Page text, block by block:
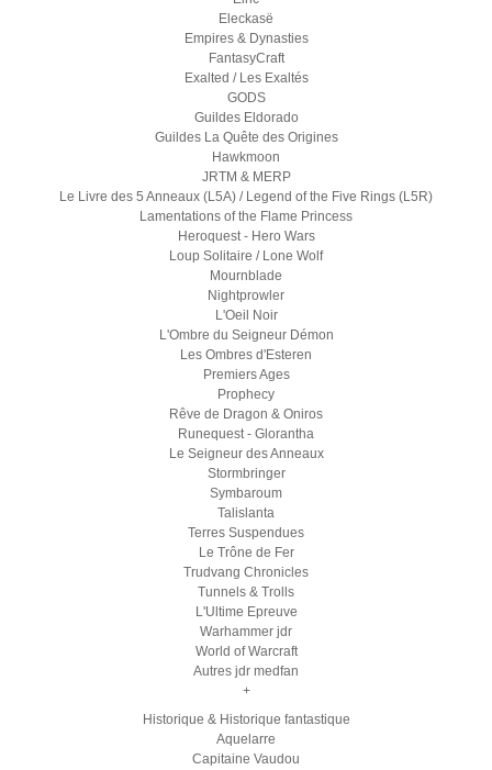
Eleckasë
Empires & Dynasties
FantasyCraft
Exalted / Les Exaltés
GODS
Guildes Eldorado
Guildes La Quête des Origines
Hawkmoon
JRTM & MERP
Le Livre des 5 Anneaux (L5A) / Legend of the Five Rings (L5R)
Lamentations of the Flame Princess
Heroquest - Hero Wars
Loup Solitaire / Lone Wolf
Mournblade
Nightprowler
L'Oeil Noir
L'Ombre du Seigneur Démon
Les Ombres d'Esteren
Premiers Ages
Prophecy
Rêve de Dragon & Oniros
Runequest - Glorantha
Le Seigneur des Anneaux
Stormbringer
Symbaroum
Talislanta
Terres Suspendues
Le Trône de Fer
Trudvang Chronicles
Tunnels & Trolls
L'Ultime Epreuve
Warhammer jdr
World of Warcraft
Autres jdr medfan
+
Historique & Historique fantastique
Aquelarre
Capitaine Vaudou